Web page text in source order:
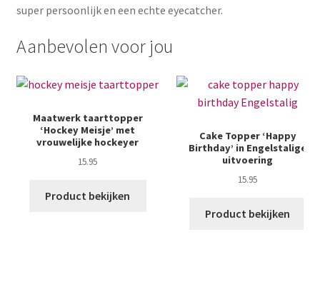
super persoonlijk en een echte eyecatcher.
Aanbevolen voor jou
Maatwerk taarttopper
‘Hockey Meisje’ met
vrouwelijke hockeyer
15.95
Product bekijken
Cake Topper ‘Happy
Birthday’ in Engelstalige
uitvoering
15.95
Product bekijken